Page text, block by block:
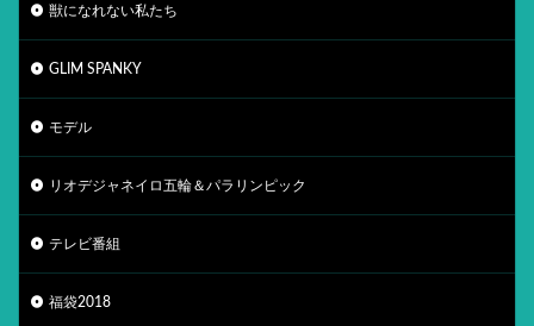
獣になれない私たち
GLIM SPANKY
モデル
リオデジャネイロ五輪＆パラリンピック
テレビ番組
福袋2018